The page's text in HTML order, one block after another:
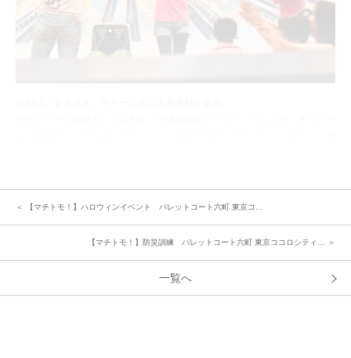
＜ 【マチトモ！】ハロウィンイベント パレットコート六町 東京コ…
【マチトモ！】防災訓練 パレットコート六町 東京ココロシティ… ＞
一覧へ